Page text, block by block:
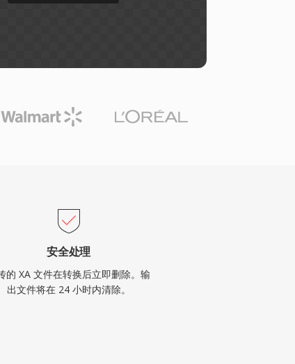
安全处理
的 XA 文件在转换后立即删除。输
出文件将在 24 小时内清除。